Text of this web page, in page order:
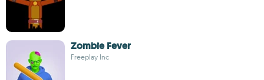
Zombie Fever
Freeplay Inc